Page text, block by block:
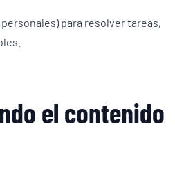
para resolver tareas,
el contenido